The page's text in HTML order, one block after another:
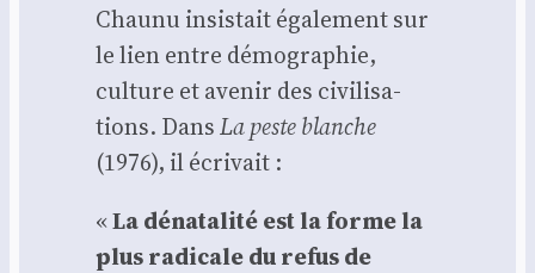
Chau­nu insis­tait éga­le­ment sur
le lien entre démo­gra­phie,
culture et ave­nir des civi­li­sa­
tions. DansLa peste blanche
(1976), il écri­vait :
«La déna­ta­li­té est la forme la
plus radi­cale du refus de